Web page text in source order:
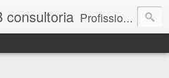
consultoria Profissional das áreas de Gestão de Pessoas e Marketing. Consultor de empresas, Instrutor de treinamentos corporativos e Palestrante. MBA em Gestão de Pessoas - FGV. Business Partner - INSPER. Diretor da ODB consultoria e treinamento. - falecom@odbconsultoria.com - 11 4372.5907 - www.odbconsultoria.com